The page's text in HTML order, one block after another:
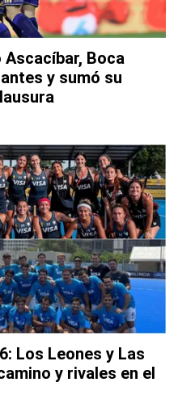
Ascacíbar, Boca
y sumó su
Los Leones y Las
y rivales en el